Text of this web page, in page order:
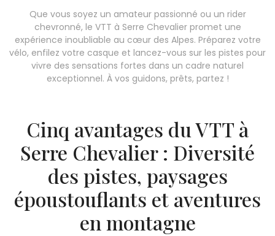
Que vous soyez un amateur passionné ou un rider
chevronné, le VTT à Serre Chevalier promet une
expérience inoubliable au cœur des Alpes. Préparez votre
vélo, enfilez votre casque et lancez-vous sur les pistes pour
vivre des sensations fortes dans un cadre naturel
exceptionnel. À vos guidons, prêts, partez !
Cinq avantages du VTT à
Serre Chevalier : Diversité
des pistes, paysages
époustouflants et aventures
en montagne